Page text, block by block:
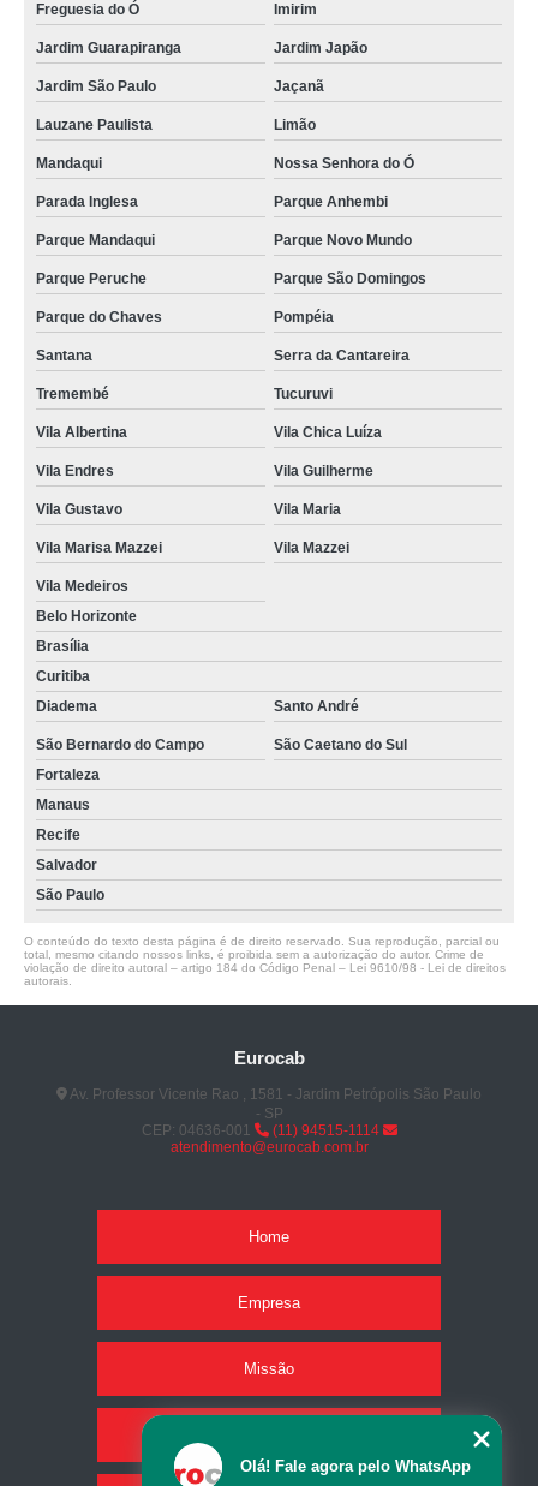
Freguesia do Ó Imirim
Jardim Guarapiranga Jardim Japão
Jardim São Paulo Jaçanã
Lauzane Paulista Limão
Mandaqui Nossa Senhora do Ó
Parada Inglesa Parque Anhembi
Parque Mandaqui Parque Novo Mundo
Parque Peruche Parque São Domingos
Parque do Chaves Pompéia
Santana Serra da Cantareira
Tremembé Tucuruvi
Vila Albertina Vila Chica Luíza
Vila Endres Vila Guilherme
Vila Gustavo Vila Maria
Vila Marisa Mazzei Vila Mazzei
Vila Medeiros
Belo Horizonte
Brasília
Curitiba
Diadema
Santo André
São Bernardo do Campo
São Caetano do Sul
Fortaleza
Manaus
Recife
Salvador
São Paulo
O conteúdo do texto desta página é de direito reservado. Sua reprodução, parcial ou
total, mesmo citando nossos links, é proibida sem a autorização do autor. Crime de
violação de direito autoral – artigo 184 do Código Penal – Lei 9610/98 - Lei de direitos
autorais
Eurocab
Av. Professor Vicente Rao , 1581 - Jardim Petrópolis São Paulo
- SP
CEP: 04636-001
(11) 94515-1114
atendimento@eurocab.com.br
Home
Empresa
Missão
Olá! Fale agora pelo WhatsApp